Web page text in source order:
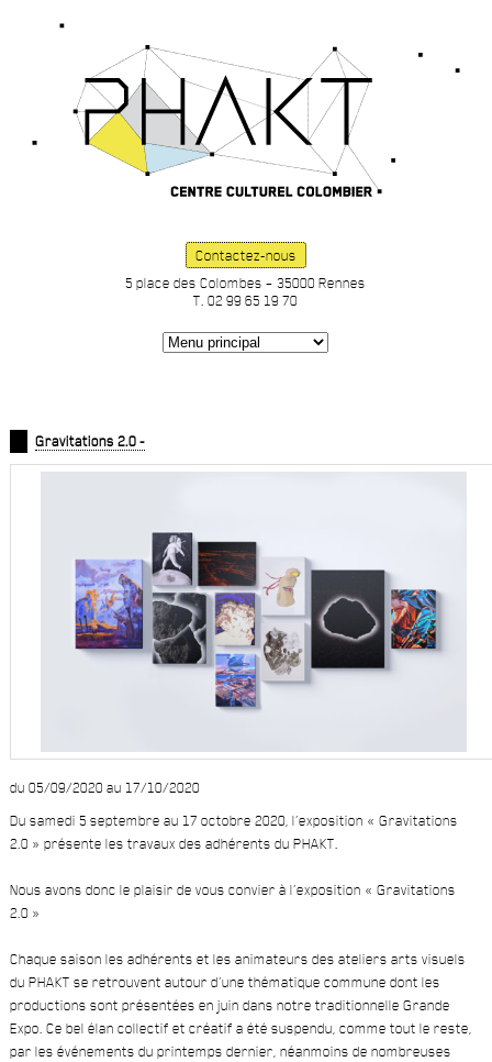
Contactez-nous
5 place des Colombes – 35000 Rennes
T. 02 99 65 19 70
Gravitations 2.0 -
du 05/09/2020 au 17/10/2020
Du samedi 5 septembre au 17 octobre 2020, l’exposition « Gravitations
2.0 » présente les travaux des adhérents du PHAKT.
Nous avons donc le plaisir de vous convier à l’exposition « Gravitations
2.0 »
Chaque saison les adhérents et les animateurs des ateliers arts visuels
du PHAKT se retrouvent autour d’une thématique commune dont les
productions sont présentées en juin dans notre traditionnelle Grande
Expo. Ce bel élan collectif et créatif a été suspendu, comme tout le reste,
par les événements du printemps dernier, néanmoins de nombreuses